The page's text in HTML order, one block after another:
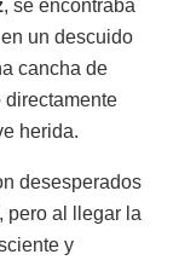
, se encontraba
un descuido
cancha de
directamente
herida.
desesperados
, pero al llegar la
y